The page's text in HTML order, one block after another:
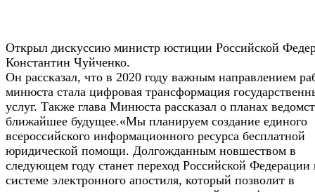
Открыл дискуссию министр юстиции Российской
Константин Чуйченко.
Он рассказал, что в 2020 году важным направлением
минюста стала цифровая трансформация
услуг. Также глава Минюста рассказал о планах
ближайшее будущее.«Мы планируем создание единого
всероссийского информационного ресурса бесплатной
юридической помощи. Долгожданным новшеством в
следующем году станет переход Российской Федерации
системе электронного апостиля, который позволит в